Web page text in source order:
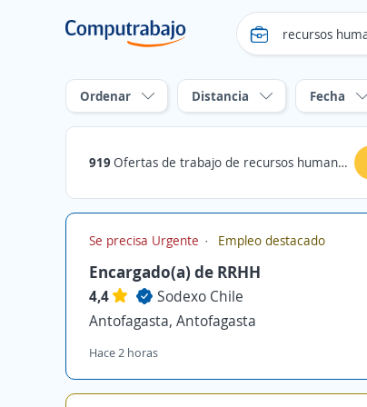
Ordenar Distancia Fecha
919 Ofertas de trabajo de recursos humanos en Antofagasta, Antofagasta
Se precisa Urgente Empleo destacado
Encargado(a) de RRHH
4,4
Sodexo Chile
Antofagasta, Antofagasta
Hace 2 horas